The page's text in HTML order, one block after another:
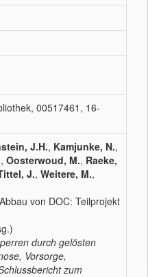
00517461, 16-
J.H., Kamjunke, N.,
, Oosterwoud, M., Raeke,
J., Weitere, M.,
von DOC: Teilprojekt
durch gelösten
Vorsorge,
zum